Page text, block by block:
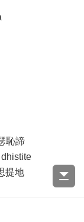
恥諦
地